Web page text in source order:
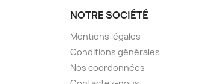
NOTRE SOCIÉTÉ
Mentions légales
Conditions générales
Nos coordonnées